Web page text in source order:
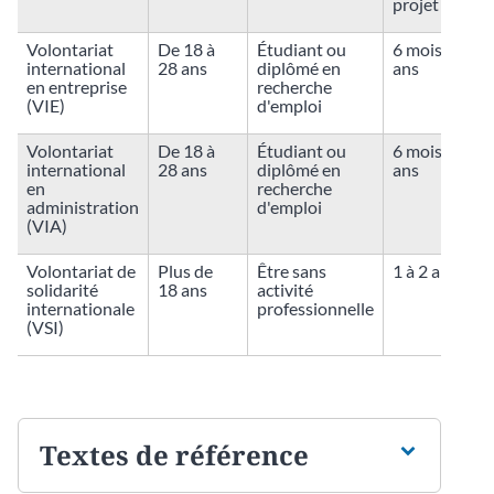
Volontariat
international
en entreprise
(VIE)
De 18 à
28 ans
Étudiant ou
diplômé en
recherche
d'emploi
6 mois à 2
ans
Volontariat
international
en
administration
(VIA)
De 18 à
28 ans
Étudiant ou
diplômé en
recherche
d'emploi
6 mois à 2
ans
Volontariat de
solidarité
internationale
(VSI)
Plus de
18 ans
Être sans
activité
professionnelle
1 à 2 ans
Textes de référence